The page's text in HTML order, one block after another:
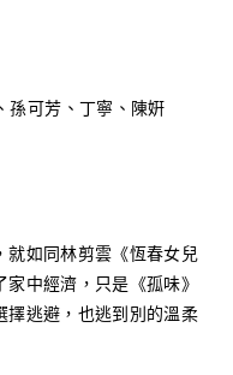
孫可芳、丁寧、陳姸
就如同林剪雲《恆春女兒
中經濟，只是《孤味》
擇逃避，也逃到別的溫柔